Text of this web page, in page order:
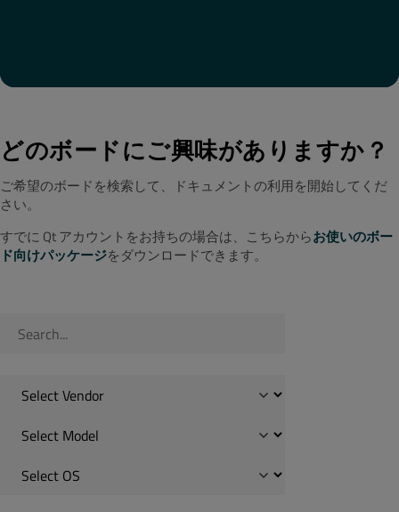
どのボードにご興味がありますか？
ご希望のボードを検索して、ドキュメントの利用を開始してくだ
さい。
すでに Qt アカウントをお持ちの場合は、こちらからお使いのボー
ド向けパッケージをダウンロードできます。